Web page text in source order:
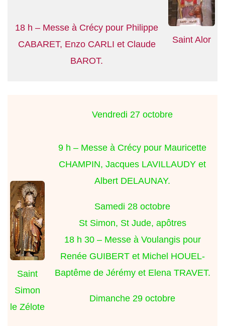
18 h – Messe à Crécy pour Philippe
CABARET, Enzo CARLI et Claude
BAROT.
Saint Alor
Saint
Simon
le Zélote
Vendredi 27 octobre
9 h – Messe à Crécy pour Mauricette
CHAMPIN, Jacques LAVILLAUDY et
Albert DELAUNAY.
Samedi 28 octobre
St Simon, St Jude, apôtres
18 h 30 – Messe à Voulangis pour
Renée GUIBERT et Michel HOUEL-
Baptême de Jérémy et Elena TRAVET.
Dimanche 29 octobre